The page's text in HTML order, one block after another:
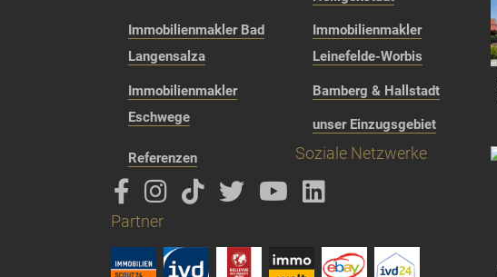
Immobilienmakler Bad
Langensalza
Immobilienmakler
Leinefelde-Worbis
Immobilienmakler
Eschwege
Bamberg & Hallstadt
unser Einzugsgebiet
Referenzen Soziale Netzwerke
Partner